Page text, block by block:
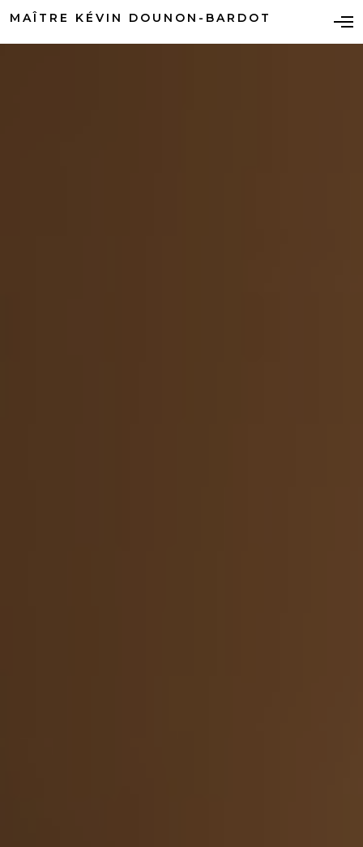
MAÎTRE KÉVIN DOUNON-BARDOT